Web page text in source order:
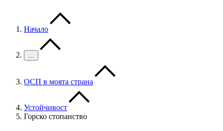
Начало
…
ОСП в моята страна
Устойчивост
Горско стопанство